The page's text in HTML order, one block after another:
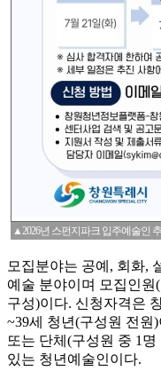
▲2026년 스펀지파크 입주예술인
모집분야는 공예, 회화,
예술 분야이며 모집인원
구성)이다. 신청자격은
~39세 청년(구성원 전원
또는 단체(구성원 중 1
있는 청년예술인이다.